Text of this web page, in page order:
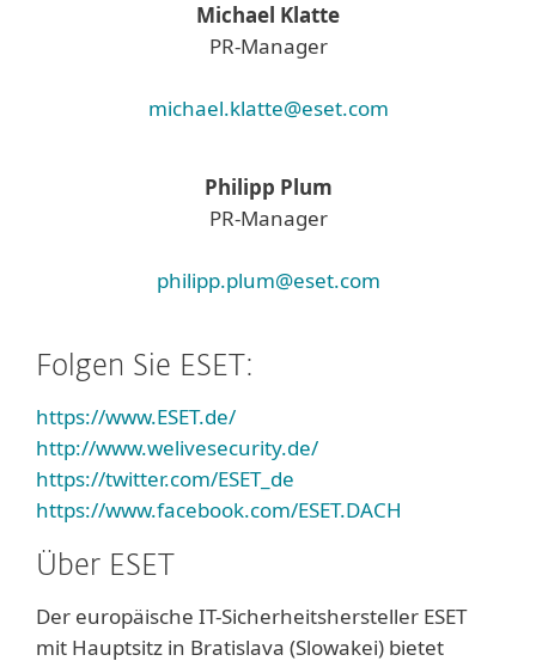
Michael Klatte
PR-Manager
michael.klatte@eset.com
Philipp Plum
PR-Manager
philipp.plum@eset.com
Folgen Sie ESET:
https://www.ESET.de/
http://www.welivesecurity.de/
https://twitter.com/ESET_de
https://www.facebook.com/ESET.DACH
Über ESET
Der europäische IT-Sicherheitshersteller ESET
mit Hauptsitz in Bratislava (Slowakei) bietet